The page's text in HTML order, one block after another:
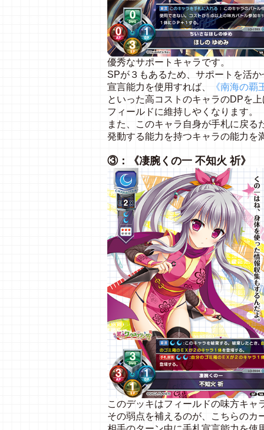
優秀なサポートキャラです。
SPが３もあるため、サポートを活
宣言能力を使用すれば、
《南海の覇
といった高コストのキャラのDPを
フィールドに維持しやくなります。
また、このキャラ自身が手札に戻
発動する能力を持つキャラの能力を
③：《凄腕くの一 不知火 祈》
このデッキはフィールドの味方キ
その弱点を補えるのが、こちらのカ